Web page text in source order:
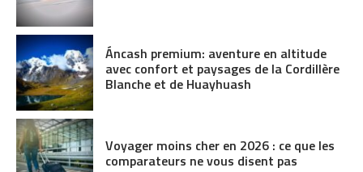
Áncash premium: aventure en altitude
avec confort et paysages de la Cordillère
Blanche et de Huayhuash
Voyager moins cher en 2026 : ce que les
comparateurs ne vous disent pas